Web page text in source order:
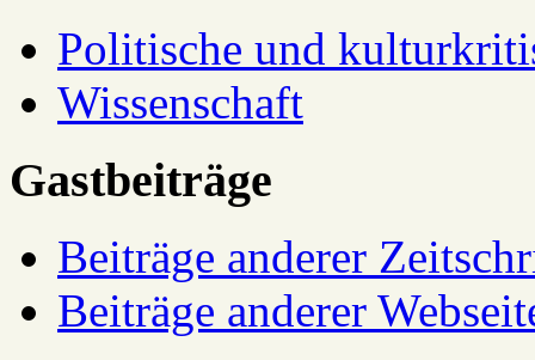
Politische und
Wissenschaft
Gastbeiträge
Beiträge anderer
Beiträge anderer